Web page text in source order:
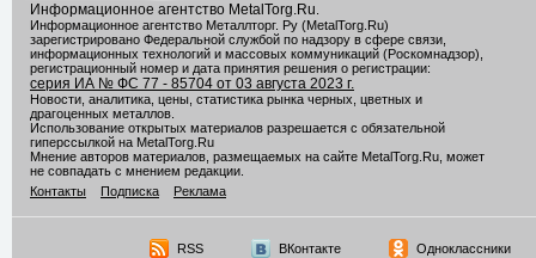
Информационное агентство MetalTorg.Ru
Информационное агентство Металлторг. Ру (MetalTorg.Ru)
зарегистрировано Федеральной службой по надзору в сфере связи,
информационных технологий и массовых коммуникаций (Роскомнадзор),
регистрационный номер и дата принятия решения о регистрации:
серия ИА № ФС 77 - 85704 от 03 августа 2023 г.
Новости, аналитика, цены, статистика рынка черных, цветных и
драгоценных металлов.
Использование открытых материалов разрешается с обязательной
гиперссылкой на MetalTorg.Ru
Мнение авторов материалов, размещаемых на сайте MetalTorg.Ru, может
не совпадать с мнением редакции.
Контакты
Подписка Реклама
RSS ВКонтакте Одноклассники